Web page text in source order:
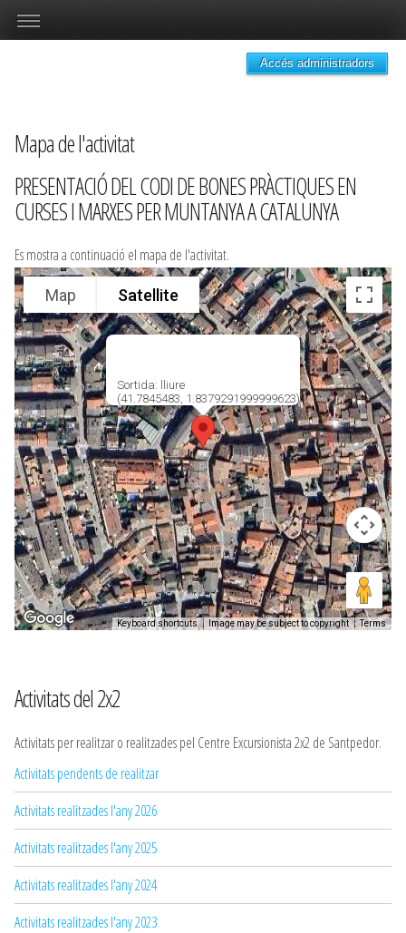
Accés administradors
Mapa de l'activitat
PRESENTACIÓ DEL CODI DE BONES PRÀCTIQUES EN
CURSES I MARXES PER MUNTANYA A CATALUNYA
Es mostra a continuació el mapa de l'activitat.
Sortida: lliure
(41.7845483, 1.8379291999999623)
Map Satellite
Keyboard shortcuts Image may be subject to copyright Terms
Activitats del 2x2
Activitats per realitzar o realitzades pel Centre Excursionista 2x2 de Santpedor.
Activitats pendents de realitzar
Activitats realitzades l'any 2026
Activitats realitzades l'any 2025
Activitats realitzades l'any 2024
Activitats realitzades l'any 2023